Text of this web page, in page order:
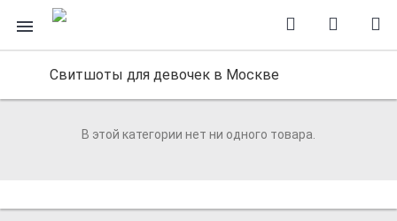
Свитшоты для девочек в Москве
В этой категории нет ни одного товара.